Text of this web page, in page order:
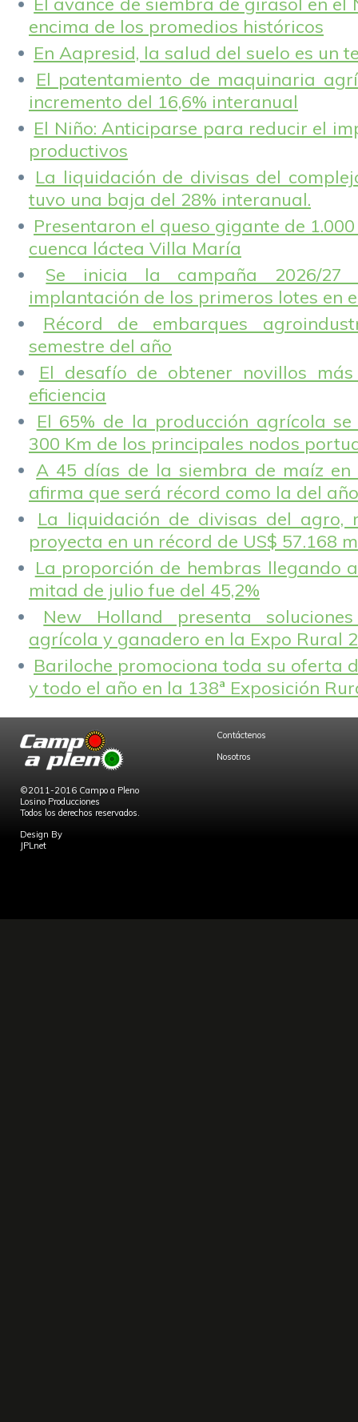
encima de los promedios históricos
En Aapresid, la salud del suelo es un
El patentamiento de maquinaria
incremento del 16,6% interanual
El Niño: Anticiparse para reducir el
productivos
La liquidación de divisas del
tuvo una baja del 28% interanual.
Presentaron el queso gigante de
cuenca láctea Villa María
Se inicia la campaña 2026/
implantación de los primeros lotes en
Récord de embarques
semestre del año
El desafío de obtener novillos
eficiencia
El 65% de la producción agrícola
300 Km de los principales nodos
A 45 días de la siembra de maíz en
afirma que será récord como la del
La liquidación de divisas del agro,
proyecta en un récord de US$ 57.168
La proporción de hembras llegando
mitad de julio fue del 45,2%
New Holland presenta
agrícola y ganadero en la Expo Rural
Bariloche promociona toda su oferta
y todo el año en la 138ª Exposición
©2011-2016 Campo a Pleno
Losino Producciones
Todos los derechos reservados.
Design By
JPLnet
Contáctenos
Nosotros